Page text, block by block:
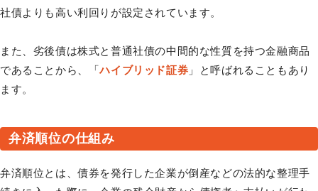
社債よりも高い利回りが設定されています。
また、劣後債は株式と普通社債の中間的な性質を持つ金融商品
であることから、「ハイブリッド証券 」と呼ばれることもあり
ます。
弁済順位の仕組み
弁済順位とは、債券を発行した企業が倒産などの法的な整理手